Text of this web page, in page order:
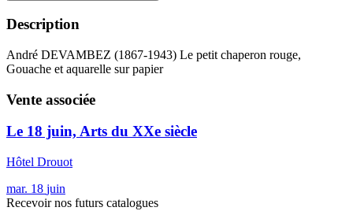
Description
André DEVAMBEZ (1867-1943) Le petit chaperon rouge,
Gouache et aquarelle sur papier
Vente associée
Le 18 juin, Arts du XXe siècle
Hôtel Drouot
mar. 18 juin
Recevoir nos futurs catalogues